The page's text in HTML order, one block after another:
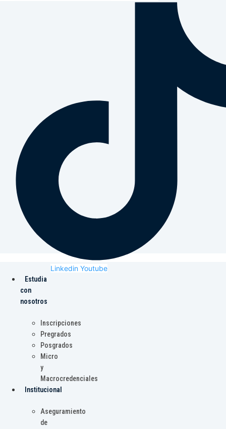
Linkedin Youtube
Estudia
con
nosotros
Inscripciones
Pregrados
Posgrados
Micro
y
Macrocredenciales
Institucional
Aseguramiento
de